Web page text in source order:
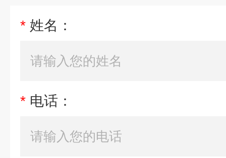
* 姓名：
* 电话：